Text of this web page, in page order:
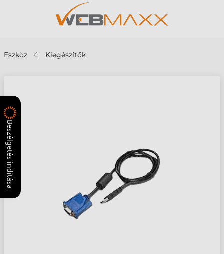
Eszköz Kiegészítők
Beszélgetés indítása